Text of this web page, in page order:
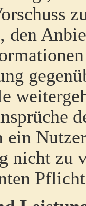
ein
nicht zu